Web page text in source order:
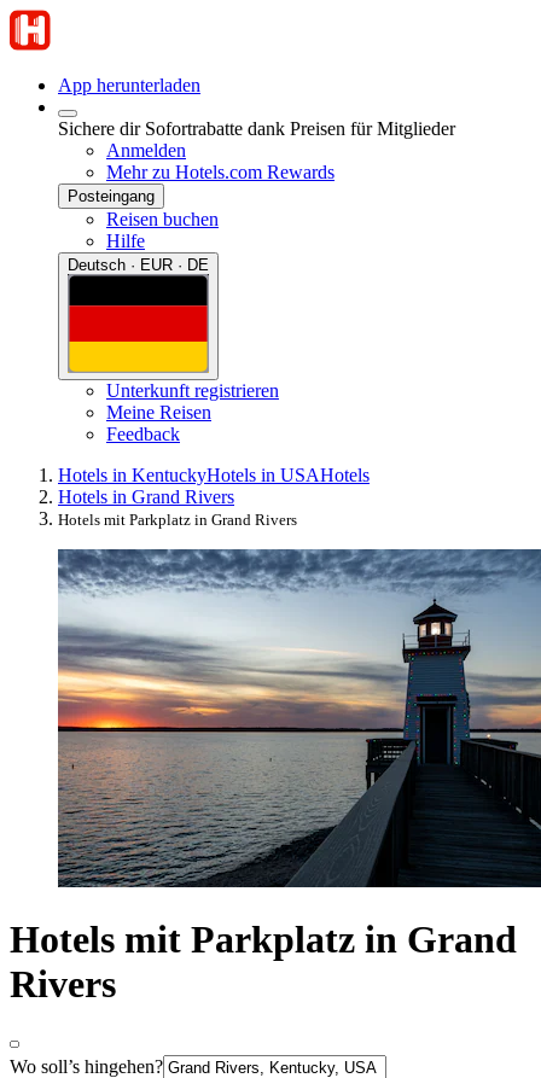
App herunterladen
Sichere dir Sofortrabatte dank Preisen für Mitglieder
Anmelden
Mehr zu Hotels.com Rewards
Posteingang
Reisen buchen
Hilfe
Deutsch · EUR · DE
Unterkunft registrieren
Meine Reisen
Feedback
Hotels in KentuckyHotels in USAHotels
Hotels in Grand Rivers
Hotels mit Parkplatz in Grand Rivers
Hotels mit Parkplatz in Grand
Rivers
Wo soll’s hingehen?